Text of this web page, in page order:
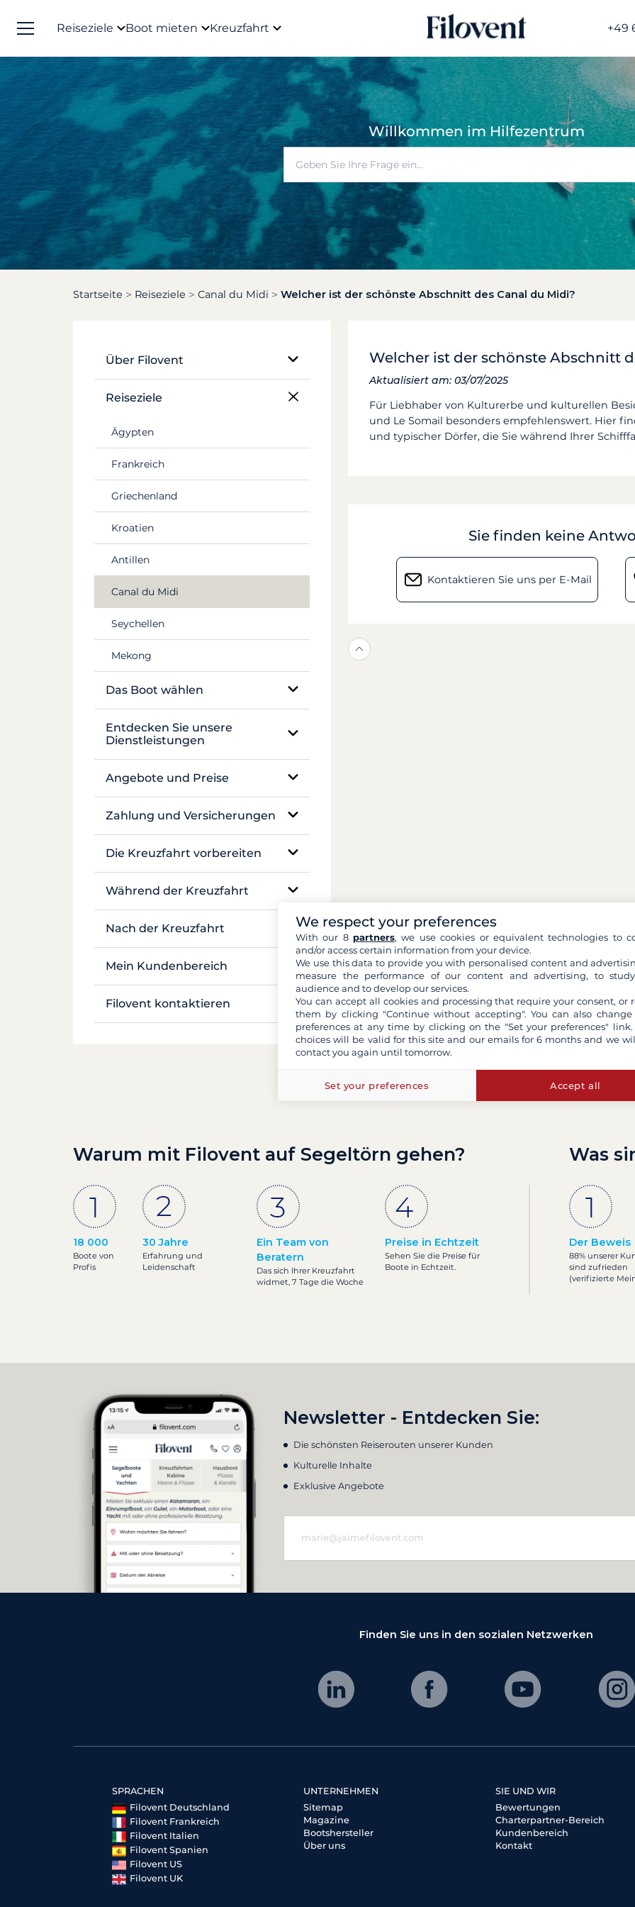
Reiseziele Boot mieten Kreuzfahrt +49
Willkommen im Hilfezentrum
Startseite Reiseziele Canal du Midi Welcher ist der schönste Abschnitt des Canal du Midi?
Über Filovent
Unser Unternehmen
Was uns auszeichnet
Reiseziele
Ägypten
Frankreich
Griechenland
Kroatien
Antillen
Canal du Midi
Seychellen
Mekong
Das Boot wählen
Einrumpf-Segelboot
Katamaran
Traditionelles Boot
Motoryacht
Hausboot und Pénichette
Entdecken Sie unsere
Dienstleistungen
Charter ohne Skipper
Luxusyacht mit Besatzung
Hausbootcharter
Angebote und Preise
Preisgestaltung
Zahlung und Versicherungen
Versicherungen und Kautionen
Die Kreuzfahrt vorbereiten
Buchung und Verfügbarkeit
Dokumente und Formalitäten
Gepäck und Ausrüstung
Während der Kreuzfahrt
Vor-Ort-Betreuung
Leben an Bord
Sicherheit an Bord
Nach der Kreuzfahrt
Bestandsaufnahme
Mein Kundenbereich
Meine Buchung verwalten
Filovent kontaktieren
Welcher ist der schönste Abschnitt
Aktualisiert am: 03/07/2025
Für Liebhaber von Kulturerbe und kulturellen
und Le Somail besonders empfehlenswert. Hier
und typischer Dörfer, die Sie während Ihrer
Sie finden keine
Kontaktieren Sie uns per E-Mail
Warum mit Filovent auf Segeltörn gehen?
18 000
Boote von
Profis
30 Jahre
Erfahrung und
Leidenschaft
Ein Team von
Beratern
Das sich Ihrer Kreuzfahrt
widmet, 7 Tage die Woche
Preise in Echtzeit
Sehen Sie die Preise für
Boote in Echtzeit.
Was
Der Beweis
88% unserer
sind zufrieden
(verifizierte
Newsletter - Entdecken Sie:
Die schönsten Reiserouten unserer Kunden
Kulturelle Inhalte
Exklusive Angebote
Finden Sie uns in den sozialen Netzwerken
SPRACHEN
Filovent Deutschland
Filovent Frankreich
Filovent Italien
Filovent Spanien
Filovent US
Filovent UK
UNTERNEHMEN
Sitemap
Magazine
Bootshersteller
Über uns
SIE UND WIR
Bewertungen
Charterpartner-Bereich
Kundenbereich
Kontakt
We respect your preferences
With our 8 partners, we use cookies or equivalent technologies to
and/or access certain information from your device.
We use this data to provide you with personalised content and
measure the performance of our content and advertising, to
audience and to develop our services.
You can accept all cookies and processing that require your consent, or
them by clicking "Continue without accepting". You can also change
preferences at any time by clicking on the "Set your preferences" link.
choices will be valid for this site and our emails for 6 months and we
contact you again until tomorrow.
Set your preferences Accept all